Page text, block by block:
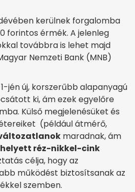
kerülnek forgalomba
forintos érmék. A jelenleg
továbbra is lehet majd
Nemzeti Bank (MNB)
jén új, korszerűbb alapanyagú
ki, ám ezek egyelőre
Külső megjelenésüket és
(például átmérő,
maradnak, ám
réz-nikkel-cink
célja, hogy az
működést biztosítsanak az
szemben.